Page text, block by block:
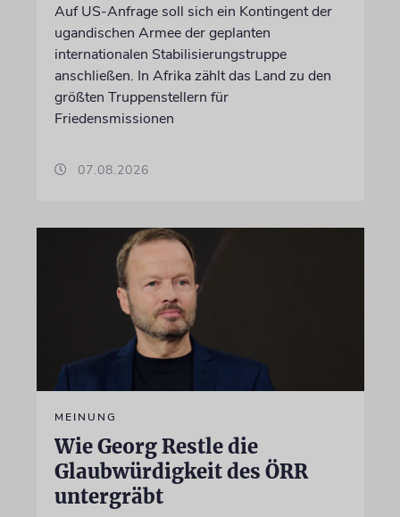
Auf US-Anfrage soll sich ein Kontingent der
ugandischen Armee der geplanten
internationalen Stabilisierungstruppe
anschließen. In Afrika zählt das Land zu den
größten Truppenstellern für
Friedensmissionen
07.08.2026
MEINUNG
Wie Georg Restle die
Glaubwürdigkeit des ÖRR
untergräbt